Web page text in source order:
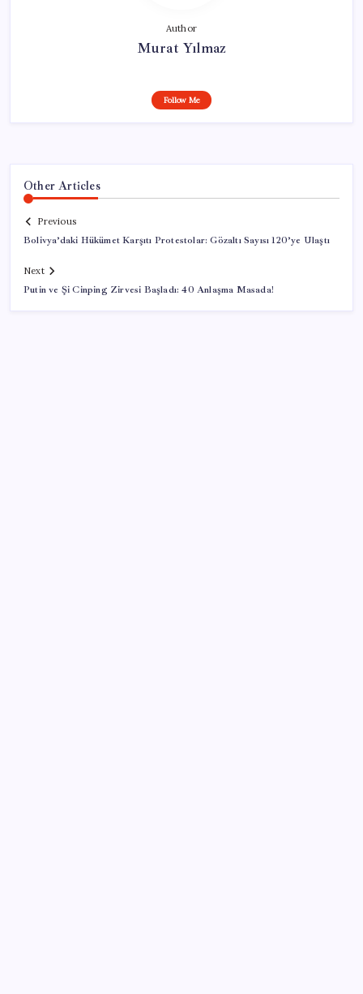
Author
Murat Yılmaz
Follow Me
Other Articles
Previous
Bolivya’daki Hükümet Karşıtı Protestolar: Gözaltı Sayısı 120’ye Ulaştı
Next
Putin ve Şi Cinping Zirvesi Başladı: 40 Anlaşma Masada!